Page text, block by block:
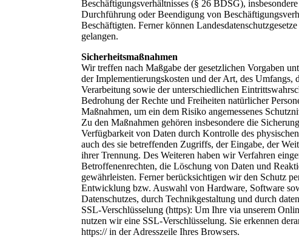
Beschäftigungsverhältnisses (§ 26 BDSG),
Durchführung oder Beendigung von
Beschäftigten. Ferner können
gelangen.
Sicherheitsmaßnahmen
Wir treffen nach Maßgabe der gesetzlichen Vorgaben
der Implementierungskosten und der Art, des Umfangs,
Verarbeitung sowie der unterschiedlichen
Bedrohung der Rechte und Freiheiten natürlicher
Maßnahmen, um ein dem Risiko angemessenes
Zu den Maßnahmen gehören insbesondere die
Verfügbarkeit von Daten durch Kontrolle des
auch des sie betreffenden Zugriffs, der Eingabe, der
ihrer Trennung. Des Weiteren haben wir Verfahren
Betroffenenrechten, die Löschung von Daten und
gewährleisten. Ferner berücksichtigen wir den Schutz
Entwicklung bzw. Auswahl von Hardware, Software
Datenschutzes, durch Technikgestaltung und durch
SSL-Verschlüsselung (https): Um Ihre via unserem
nutzen wir eine SSL-Verschlüsselung. Sie erkennen
https:// in der Adresszeile Ihres Browsers.